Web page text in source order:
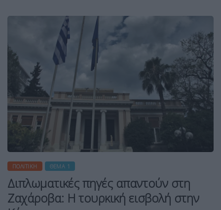
ΠΟΛΙΤΙΚΉ ΘΈΜΑ 1
Διπλωματικές πηγές απαντούν στη
Ζαχάροβα: Η τουρκική εισβολή στην